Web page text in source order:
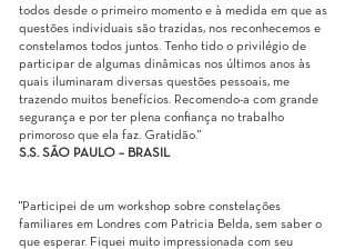
todos desde o primeiro momento e à medida em que as
questões individuais são trazidas, nos reconhecemos e
constelamos todos juntos. Tenho tido o privilégio de
participar de algumas dinâmicas nos últimos anos às
quais iluminaram diversas questões pessoais, me
trazendo muitos benefícios. Recomendo-a com grande
segurança e por ter plena confiança no trabalho
primoroso que ela faz. Gratidão."
S.S. SÃO PAULO – BRASIL
"Participei de um workshop sobre constelações
familiares em Londres com Patricia Belda, sem saber o
que esperar. Fiquei muito impressionada com seu